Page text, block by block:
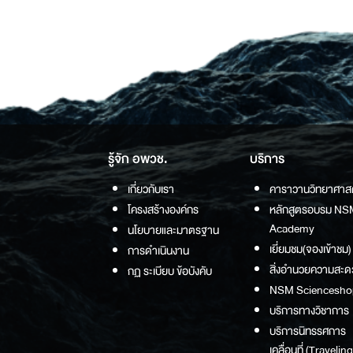
รู้จัก อพวช.
เกี่ยวกับเรา
โครงสร้างองค์กร
นโยบายและมาตรฐาน
การดำเนินงาน
กฏ ระเบียบ ข้อบังคับ
บริการ
คาราวานวิทยาศา
หลักสูตรอบรม
Academy
เยี่ยมชม(จองเข้าชม)
สิ่งอำนวยความสะ
NSM
บริการทางวิชาการ
บริการนิทรรศการ